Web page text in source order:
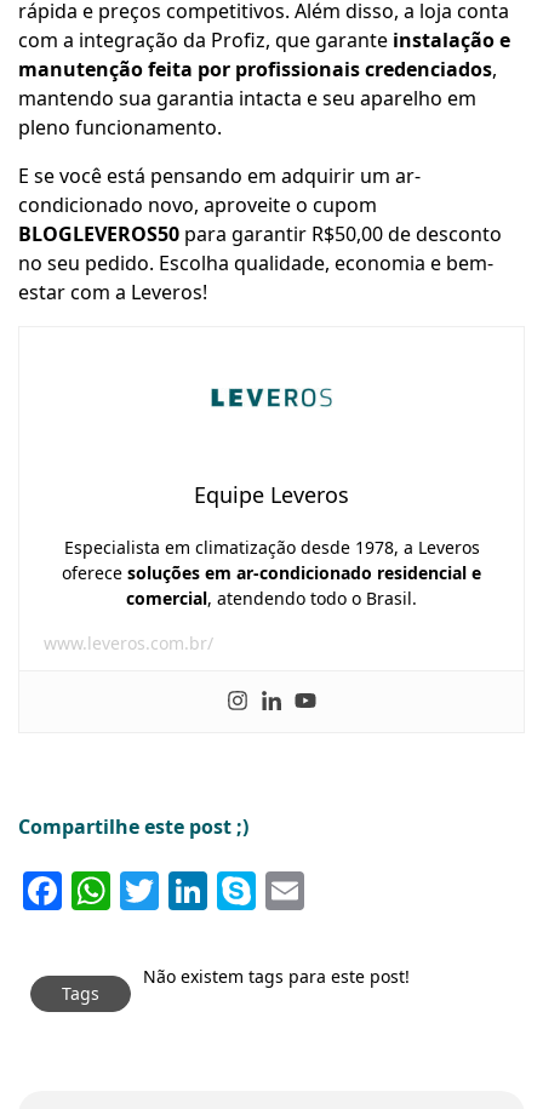
rápida e preços competitivos. Além disso, a loja conta
com a integração da Profiz, que garante instalação e
manutenção feita por profissionais credenciados,
mantendo sua garantia intacta e seu aparelho em
pleno funcionamento.
E se você está pensando em adquirir um ar-
condicionado novo, aproveite o cupom
BLOGLEVEROS50 para garantir R$50,00 de desconto
no seu pedido. Escolha qualidade, economia e bem-
estar com a Leveros!
Equipe Leveros
Especialista em climatização desde 1978, a Leveros
oferece soluções em ar-condicionado residencial e
comercial, atendendo todo o Brasil.
www.leveros.com.br/
Compartilhe este post ;)
Facebook
WhatsApp
Twitter
LinkedIn
Skype
Tags
Não existem tags para este post!